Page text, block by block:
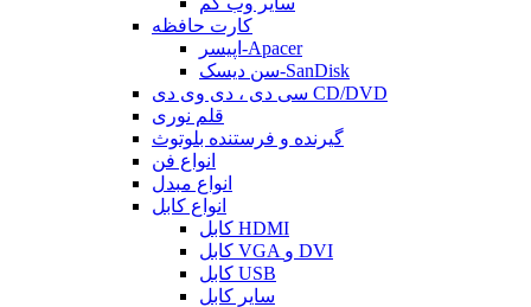
کارت حافظه
اپیسر-Apacer
سن دیسک-SanDisk
سی دی ، دی وی دی CD/DVD
قلم نوری
گیرنده و فرستنده بلوتوث
انواع فن
انواع مبدل
انواع کابل
کابل HDMI
کابل VGA و DVI
کابل USB
سایر کابل